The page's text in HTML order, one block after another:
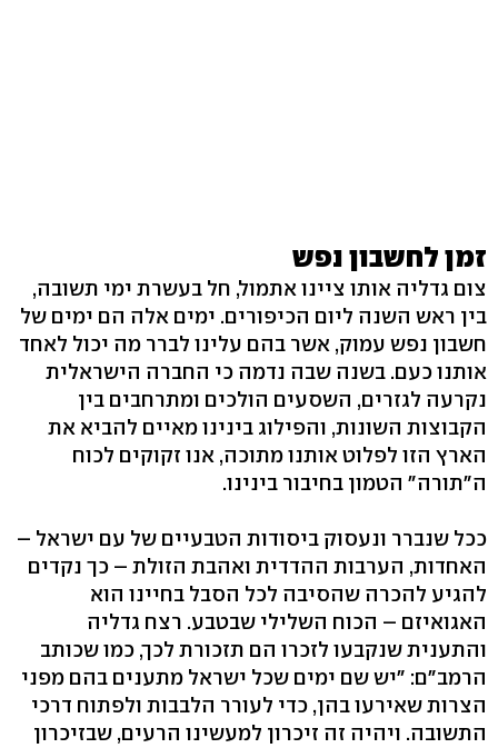
זמן לחשבון נפש
צום גדליה אותו ציינו אתמול, חל בעשרת ימי תשובה,
בין ראש השנה ליום הכיפורים. ימים אלה הם ימים של
חשבון נפש עמוק, אשר בהם עלינו לברר מה יכול לאחד
אותנו כעם. בשנה שבה נדמה כי החברה הישראלית
נקרעה לגזרים, השסעים הולכים ומתרחבים בין
הקבוצות השונות, והפילוג בינינו מאיים להביא את
הארץ הזו לפלוט אותנו מתוכה, אנו זקוקים לכוח
ה"תורה" הטמון בחיבור בינינו.
ככל שנברר ונעסוק ביסודות הטבעיים של עם ישראל –
האחדות, הערבות ההדדית ואהבת הזולת – כך נקדים
להגיע להכרה שהסיבה לכל הסבל בחיינו הוא
האגואיזם – הכוח השלילי שבטבע. רצח גדליה
והתענית שנקבעו לזכרו הם תזכורת לכך, כמו שכותב
הרמב"ם: "יש שם ימים שכל ישראל מתענים בהם מפני
הצרות שאירעו בהן, כדי לעורר הלבבות ולפתוח דרכי
התשובה. ויהיה זה זיכרון למעשינו הרעים, שבזיכרון